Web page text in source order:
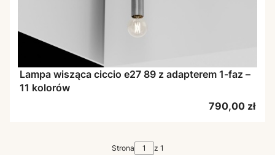
Lampa wisząca ciccio e27 89 z adapterem 1-faz –
11 kolorów
Cena
790,00 zł
Strona z 1